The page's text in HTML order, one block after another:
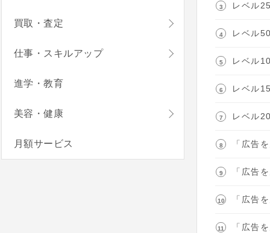
レベル
レベル
レベル
レベル
レベル
「広告
「広告
「広告
「広告
買取・査定
仕事・スキルアップ
進学・教育
美容・健康
月額サービス